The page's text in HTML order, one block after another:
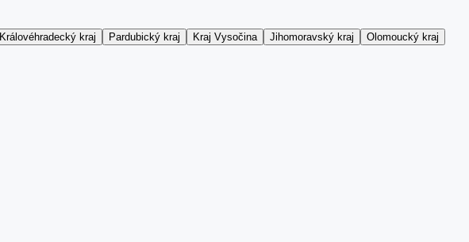
Královéhradecký kraj Pardubický kraj Kraj Vysočina Jihomoravský kraj
Olomoucký kraj